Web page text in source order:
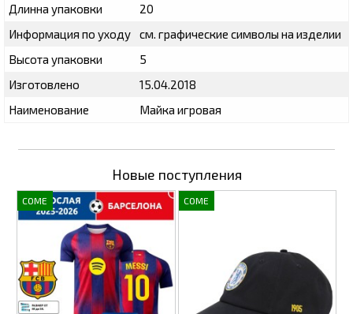
Длинна упаковки
20
Информация по уходу
см. графические символы на изделии
Высота упаковки
5
Изготовлено
15.04.2018
Наименование
Майка игровая
Новые поступления
COME COME